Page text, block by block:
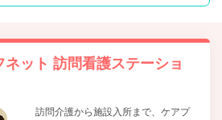
ット 訪問看護ステーショ
訪問介護から施設入所まで、ケアプ